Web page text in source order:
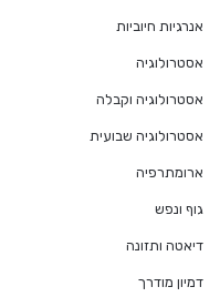
אנרגיות חיוביות
אסטרולוגיה
אסטרולוגיה וקבלה
אסטרולוגיה שבועית
ארומתרפיה
גוף ונפש
דיאטה ותזונה
דמיון מודרך